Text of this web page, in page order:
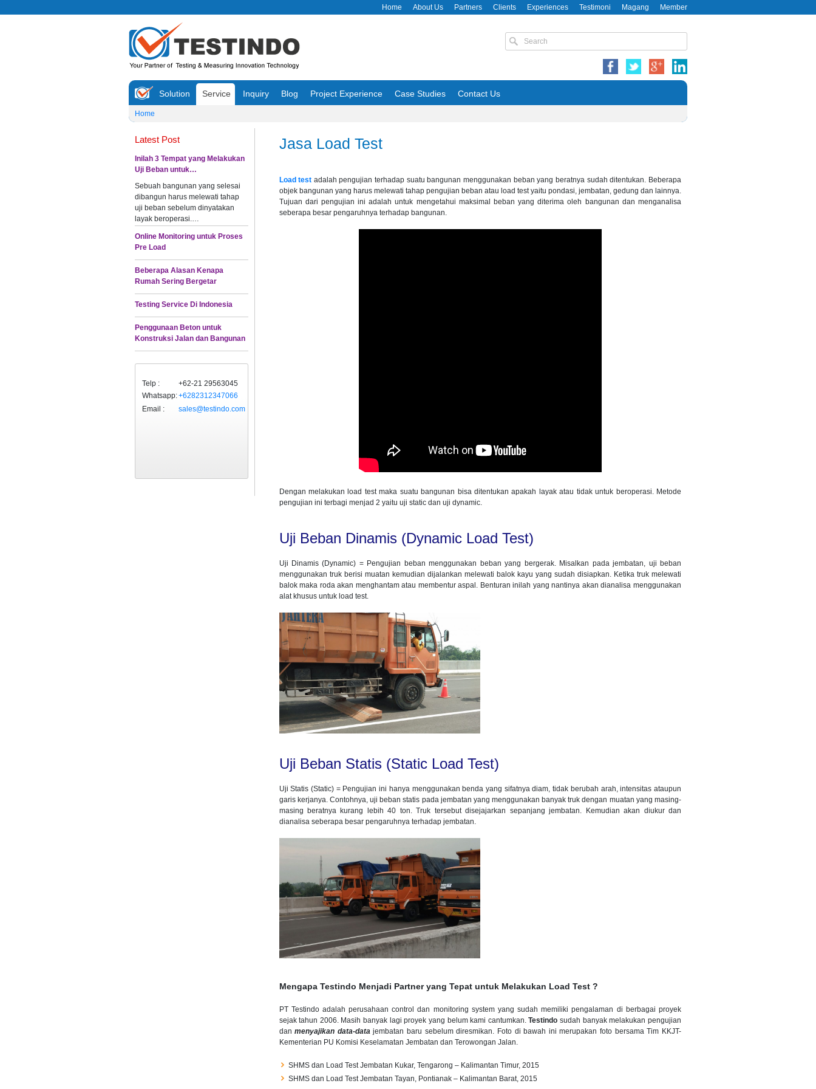
Home About Us Partners Clients Experiences Testimoni Magang Member
Solution Service Inquiry Blog Project Experience Case Studies Contact Us
Home
Latest Post
Inilah 3 Tempat yang Melakukan
Uji Beban untuk…
Sebuah bangunan yang selesai
dibangun harus melewati tahap
uji beban sebelum dinyatakan
layak beroperasi.…
Online Monitoring untuk Proses
Pre Load
Beberapa Alasan Kenapa
Rumah Sering Bergetar
Testing Service Di Indonesia
Penggunaan Beton untuk
Konstruksi Jalan dan Bangunan
Telp :
+62-21 29563045
Whatsapp:+6282312347066
Email :
sales@testindo.com
Jasa Load Test
Load test adalah pengujian terhadap suatu bangunan menggunakan beban yang beratnya sudah ditentukan. Beberapa
objek bangunan yang harus melewati tahap pengujian beban atau load test yaitu pondasi, jembatan, gedung dan lainnya.
Tujuan dari pengujian ini adalah untuk mengetahui maksimal beban yang diterima oleh bangunan dan menganalisa
seberapa besar pengaruhnya terhadap bangunan.
Dengan melakukan load test maka suatu bangunan bisa ditentukan apakah layak atau tidak untuk beroperasi. Metode
pengujian ini terbagi menjad 2 yaitu uji static dan uji dynamic.
Uji Beban Dinamis (Dynamic Load Test)
Uji Dinamis (Dynamic) = Pengujian beban menggunakan beban yang bergerak. Misalkan pada jembatan, uji beban
menggunakan truk berisi muatan kemudian dijalankan melewati balok kayu yang sudah disiapkan. Ketika truk melewati
balok maka roda akan menghantam atau membentur aspal. Benturan inilah yang nantinya akan dianalisa menggunakan
alat khusus untuk load test.
Uji Beban Statis (Static Load Test)
Uji Statis (Static) = Pengujian ini hanya menggunakan benda yang sifatnya diam, tidak berubah arah, intensitas ataupun
garis kerjanya. Contohnya, uji beban statis pada jembatan yang menggunakan banyak truk dengan muatan yang masing-
masing beratnya kurang lebih 40 ton. Truk tersebut disejajarkan sepanjang jembatan. Kemudian akan diukur dan
dianalisa seberapa besar pengaruhnya terhadap jembatan.
Mengapa Testindo Menjadi Partner yang Tepat untuk Melakukan Load Test ?
PT Testindo adalah perusahaan control dan monitoring system yang sudah memiliki pengalaman di berbagai proyek
sejak tahun 2006. Masih banyak lagi proyek yang belum kami cantumkan.Testindo sudah banyak melakukan pengujian
danmenyajikan data-datajembatan baru sebelum diresmikan. Foto di bawah ini merupakan foto bersama Tim KKJT-
Kementerian PU Komisi Keselamatan Jembatan dan Terowongan Jalan.
SHMS dan Load Test Jembatan Kukar, Tengarong – Kalimantan Timur, 2015
SHMS dan Load Test Jembatan Tayan, Pontianak – Kalimantan Barat, 2015